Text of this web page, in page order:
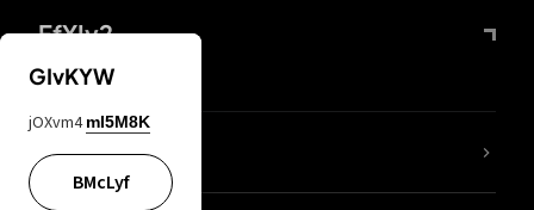
FfYIy2
65A04M
GIvKYW
jOXvm4 mI5M8K
BMcLyf